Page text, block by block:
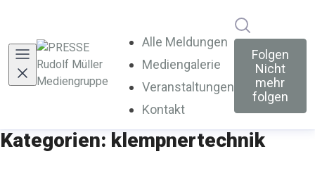
Alle Meldungen
Mediengalerie
Veranstaltungen
Kontakt
Folgen
Nicht
mehr
folgen
Kategorien: klempnertechnik